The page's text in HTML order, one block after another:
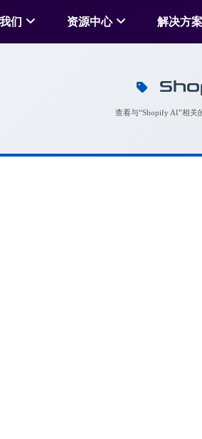
们 资源中心 解决方案
查看与“Shopify AI”相关